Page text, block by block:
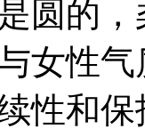
圆的
女性
性和